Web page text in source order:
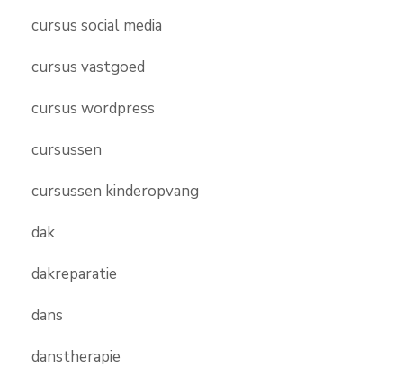
cursus social media
cursus vastgoed
cursus wordpress
cursussen
cursussen kinderopvang
dak
dakreparatie
dans
danstherapie